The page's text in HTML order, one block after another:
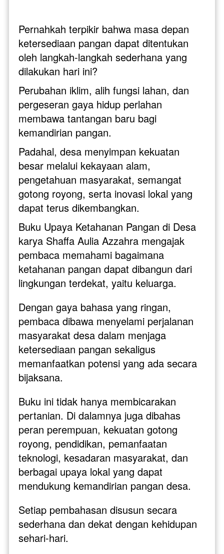
Pernahkah terpikir bahwa masa depan
ketersediaan pangan dapat ditentukan
oleh langkah-langkah sederhana yang
dilakukan hari ini?
Perubahan iklim, alih fungsi lahan, dan
pergeseran gaya hidup perlahan
membawa tantangan baru bagi
kemandirian pangan.
Padahal, desa menyimpan kekuatan
besar melalui kekayaan alam,
pengetahuan masyarakat, semangat
gotong royong, serta inovasi lokal yang
dapat terus dikembangkan.
Buku Upaya Ketahanan Pangan di Desa
karya Shaffa Aulia Azzahra mengajak
pembaca memahami bagaimana
ketahanan pangan dapat dibangun dari
lingkungan terdekat, yaitu keluarga.
Dengan gaya bahasa yang ringan,
pembaca dibawa menyelami perjalanan
masyarakat desa dalam menjaga
ketersediaan pangan sekaligus
memanfaatkan potensi yang ada secara
bijaksana.
Buku ini tidak hanya membicarakan
pertanian. Di dalamnya juga dibahas
peran perempuan, kekuatan gotong
royong, pendidikan, pemanfaatan
teknologi, kesadaran masyarakat, dan
berbagai upaya lokal yang dapat
mendukung kemandirian pangan desa.
Setiap pembahasan disusun secara
sederhana dan dekat dengan kehidupan
sehari-hari.